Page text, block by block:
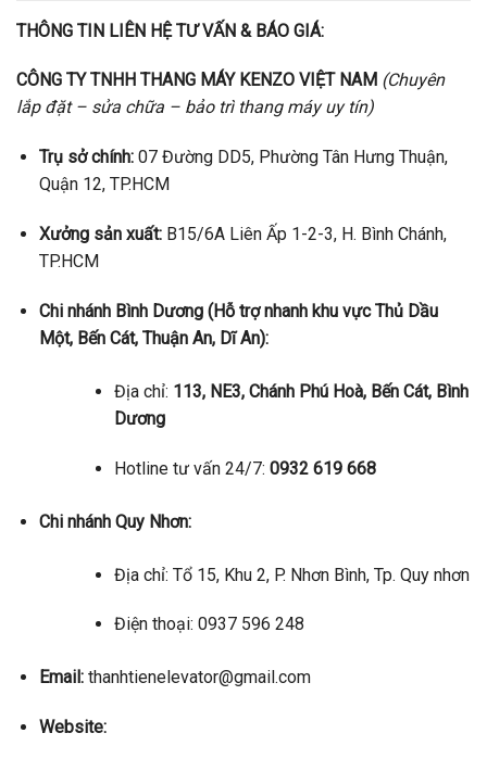
THÔNG TIN LIÊN HỆ TƯ VẤN & BÁO GIÁ:
CÔNG TY TNHH THANG MÁY KENZO VIỆT NAM (Chuyên
lắp đặt – sửa chữa – bảo trì thang máy uy tín)
Trụ sở chính:07 Đường DD5, Phường Tân Hưng Thuận,
Quận 12, TP.HCM
Xưởng sản xuất:B15/6A Liên Ấp 1-2-3, H. Bình Chánh,
TP.HCM
Chi nhánh Bình Dương (Hỗ trợ nhanh khu vực Thủ Dầu
Một, Bến Cát, Thuận An, Dĩ An):
Địa chỉ: 113, NE3, Chánh Phú Hoà, Bến Cát, Bình
Dương
Hotline tư vấn 24/7: 0932 619 668
Chi nhánh Quy Nhơn:
Địa chỉ: Tổ 15, Khu 2, P. Nhơn Bình, Tp. Quy nhơn
Điện thoại: 0937 596 248
Email:thanhtienelevator@gmail.com
Website: